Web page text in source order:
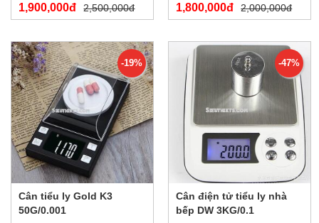
1,900,000đ 2,500,000đ 1,800,000đ 2,000,000đ
-19%
Cân tiểu ly Gold K3
50G/0.001
-47%
Cân điện tử tiểu ly nhà
bếp DW 3KG/0.1